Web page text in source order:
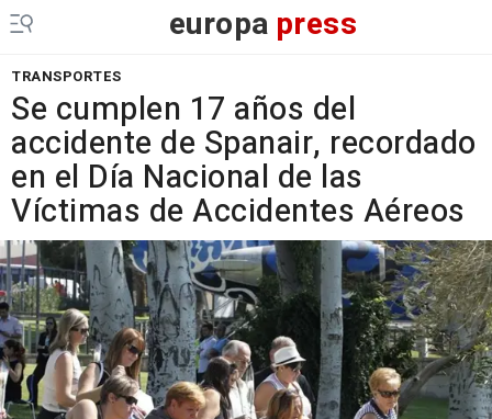
europa press
TRANSPORTES
Se cumplen 17 años del
accidente de Spanair, recordado
en el Día Nacional de las
Víctimas de Accidentes Aéreos